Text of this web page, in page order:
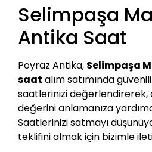
Selimpaşa
Antika Saat
Poyraz Antika, Selimpaşa
saat alım satımında
saatlerinizi değerlendirerek,
değerini anlamanıza
Saatlerinizi satmayı
teklifini almak için bizimle